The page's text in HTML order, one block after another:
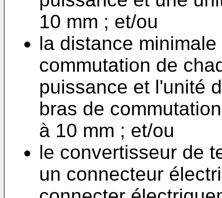
10 mm ; et/ou
la distance
commutation de
puissance et l'unité
bras de
à 10 mm ; et/ou
le convertisseur de
un connecteur